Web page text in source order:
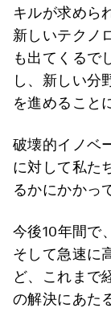
キルが求めら
新しいテクノ
も出てくるで
し、新しい分
を進めること
破壊的イノベ
に対して私た
るかにかかっ
今後10年間で
そして急速に
ど、これまで
の解決にあた